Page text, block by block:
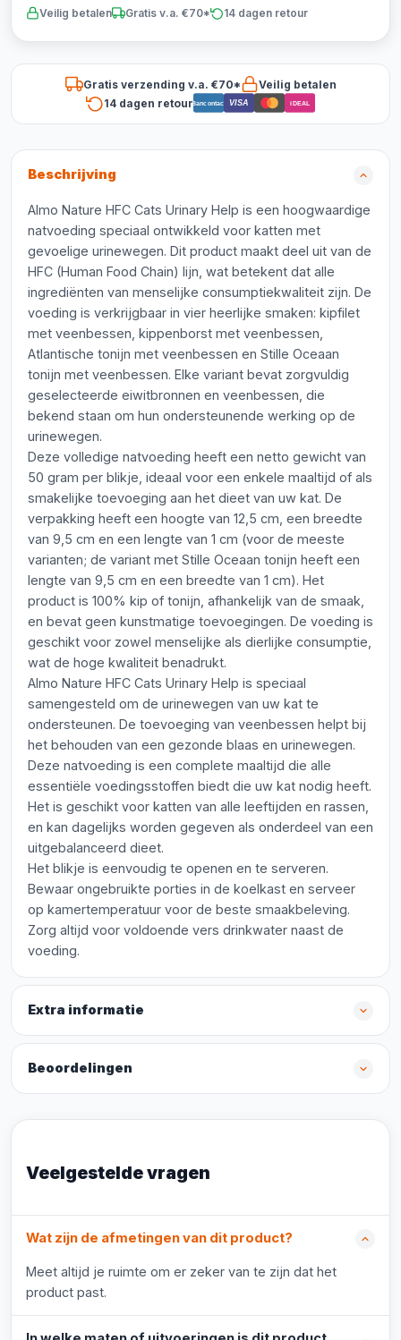
Veilig betalen Gratis v.a. €70* 14 dagen retour
Gratis verzending v.a. €70*
Veilig betalen
14 dagen retourBancontact VISA iDEAL
Beschrijving
Almo Nature HFC Cats Urinary Help is een hoogwaardige
natvoeding speciaal ontwikkeld voor katten met
gevoelige urinewegen. Dit product maakt deel uit van de
HFC (Human Food Chain) lijn, wat betekent dat alle
ingrediënten van menselijke consumptiekwaliteit zijn. De
voeding is verkrijgbaar in vier heerlijke smaken: kipfilet
met veenbessen, kippenborst met veenbessen,
Atlantische tonijn met veenbessen en Stille Oceaan
tonijn met veenbessen. Elke variant bevat zorgvuldig
geselecteerde eiwitbronnen en veenbessen, die
bekend staan om hun ondersteunende werking op de
urinewegen.
Deze volledige natvoeding heeft een netto gewicht van
50 gram per blikje, ideaal voor een enkele maaltijd of als
smakelijke toevoeging aan het dieet van uw kat. De
verpakking heeft een hoogte van 12,5 cm, een breedte
van 9,5 cm en een lengte van 1 cm (voor de meeste
varianten; de variant met Stille Oceaan tonijn heeft een
lengte van 9,5 cm en een breedte van 1 cm). Het
product is 100% kip of tonijn, afhankelijk van de smaak,
en bevat geen kunstmatige toevoegingen. De voeding is
geschikt voor zowel menselijke als dierlijke consumptie,
wat de hoge kwaliteit benadrukt.
Almo Nature HFC Cats Urinary Help is speciaal
samengesteld om de urinewegen van uw kat te
ondersteunen. De toevoeging van veenbessen helpt bij
het behouden van een gezonde blaas en urinewegen.
Deze natvoeding is een complete maaltijd die alle
essentiële voedingsstoffen biedt die uw kat nodig heeft.
Het is geschikt voor katten van alle leeftijden en rassen,
en kan dagelijks worden gegeven als onderdeel van een
uitgebalanceerd dieet.
Het blikje is eenvoudig te openen en te serveren.
Bewaar ongebruikte porties in de koelkast en serveer
op kamertemperatuur voor de beste smaakbeleving.
Zorg altijd voor voldoende vers drinkwater naast de
voeding.
Extra informatie
Beoordelingen
Veelgestelde vragen
Wat zijn de afmetingen van dit product?
Meet altijd je ruimte om er zeker van te zijn dat het
product past.